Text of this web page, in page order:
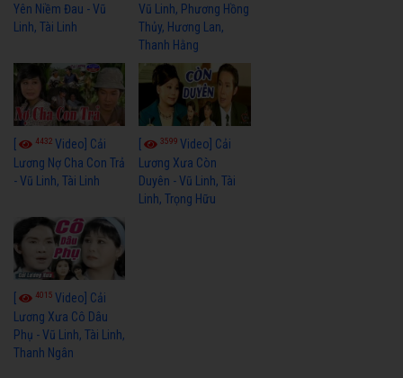
Yên Niềm Đau - Vũ
Linh, Tài Linh
Vũ Linh, Phương Hồng
Thủy, Hương Lan,
Thanh Hằng
4432 Video] Cải
Lương Nợ Cha Con Trả
- Vũ Linh, Tài Linh
3599Video] Cải
Lương Xưa Còn
Duyên - Vũ Linh, Tài
Linh, Trọng Hữu
[ 4015 Video] Cải
Lương Xưa Cô Dâu
Phụ - Vũ Linh, Tài Linh,
Thanh Ngân